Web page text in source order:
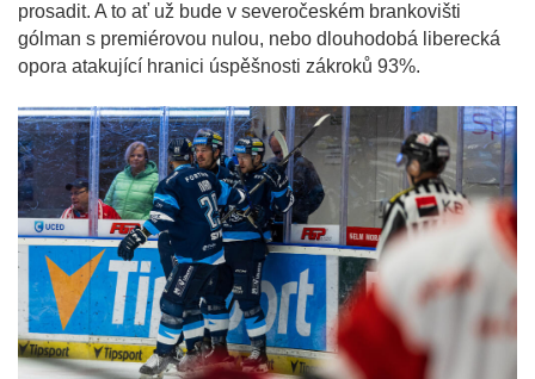
prosadit. A to ať už bude v severočeském brankovišti
gólman s premiérovou nulou, nebo dlouhodobá liberecká
opora atakující hranici úspěšnosti zákroků 93%.